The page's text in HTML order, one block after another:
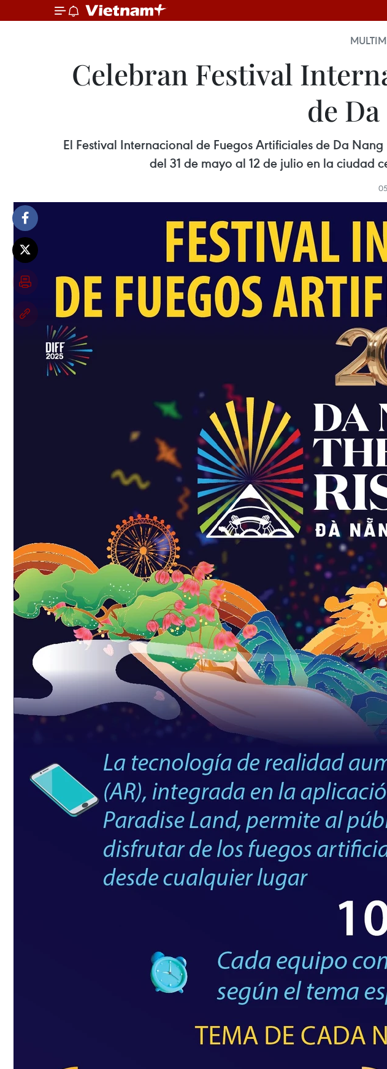
Celebran Festival
de
El Festival Internacional de Fuegos Artificiales de Da
del 31 de mayo al 12 de julio en la ciudad